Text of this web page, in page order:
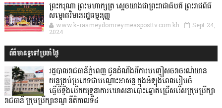
ព្រះករុណា ព្រះមហាក្សត្រ ស្តេចយាងជាព្រះរាជាធិបតី ព្រះរាជពិធី
សម្ពោធវិមានរដ្ឋធម្មនុញ្ញ
www.k-rasmeydomreymeasposttv.com.kh Sept 24,
2024
ព័ត៌មានទូទៅប្រចាំថ្ងៃ
រដ្ឋបាលរាជធានីភ្នំពេញ ជូនដំណឹងពីការបញ្ចៀសចរាចរណ៍យាន
យន្តគ្រប់ប្រភេទជាបណ្តោះអាសន្ន ក្នុងអំឡុងពេលរៀបចំ
ធ្វើមីទ្ទីងបើកយុទ្ធនាការឃោសនាបោះឆ្នោតជ្រើសរើសក្រុមប្រឹក្សា
រាជធានី ក្រុមប្រឹក្សាខណ្ឌ នីតិកាលទី៤